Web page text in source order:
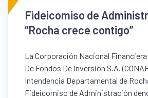
Fideicomiso de
“Rocha crece contigo”
La Corporación Nacional
De Fondos De Inversión S.A.
Intendencia Departamental de
Fideicomiso de Administración